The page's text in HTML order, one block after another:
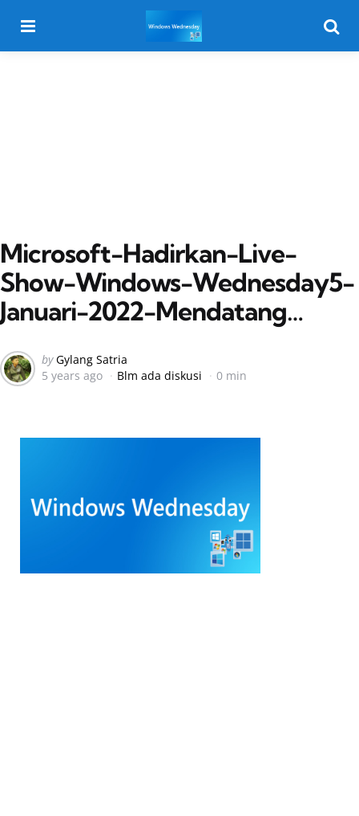
Microsoft-Hadirkan-Live-
Show-Windows-Wednesday5-
Januari-2022-Mendatang…
Posted
by
by Gylang Satria
5 years ago
Blm ada diskusi 0 min